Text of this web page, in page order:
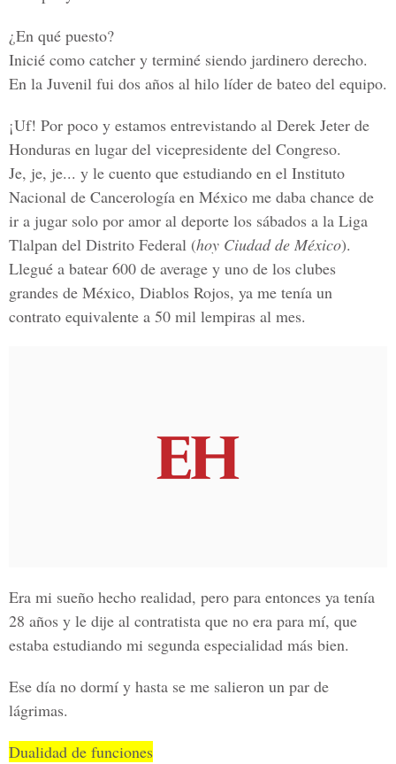
¿En qué puesto?
Inicié como catcher y terminé siendo jardinero derecho.
En la Juvenil fui dos años al hilo líder de bateo del equipo.
¡Uf! Por poco y estamos entrevistando al Derek Jeter de
Honduras en lugar del vicepresidente del Congreso.
Je, je, je... y le cuento que estudiando en el Instituto
Nacional de Cancerología en México me daba chance de
ir a jugar solo por amor al deporte los sábados a la Liga
Tlalpan del Distrito Federal (hoy Ciudad de México).
Llegué a batear 600 de average y uno de los clubes
grandes de México, Diablos Rojos, ya me tenía un
contrato equivalente a 50 mil lempiras al mes.
Era mi sueño hecho realidad, pero para entonces ya tenía
28 años y le dije al contratista que no era para mí, que
estaba estudiando mi segunda especialidad más bien.
Ese día no dormí y hasta se me salieron un par de
lágrimas.
Dualidad de funciones